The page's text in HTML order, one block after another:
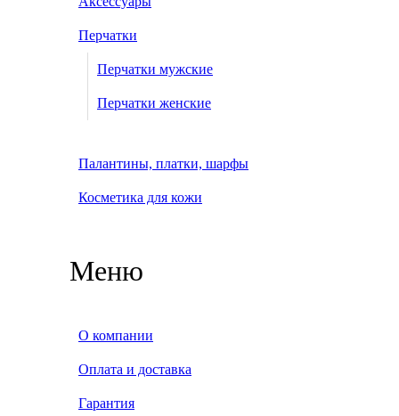
Перчатки
Перчатки мужские
Перчатки женские
Палантины, платки, шарфы
Косметика для кожи
Меню
О компании
Оплата и доставка
Гарантия